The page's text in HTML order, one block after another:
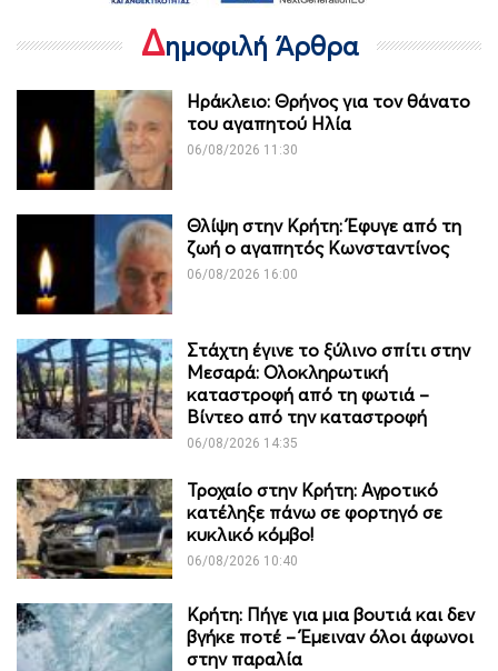
Δημοφιλή Άρθρα
Ηράκλειο: Θρήνος για τον θάνατο
του αγαπητού Ηλία
06/08/2026 11:30
Θλίψη στην Κρήτη: Έφυγε από τη
ζωή ο αγαπητός Κωνσταντίνος
06/08/2026 16:00
Στάχτη έγινε το ξύλινο σπίτι στην
Μεσαρά: Ολοκληρωτική
καταστροφή από τη φωτιά –
Βίντεο από την καταστροφή
06/08/2026 14:35
Τροχαίο στην Κρήτη: Αγροτικό
κατέληξε πάνω σε φορτηγό σε
κυκλικό κόμβο!
06/08/2026 10:40
Κρήτη: Πήγε για μια βουτιά και δεν
βγήκε ποτέ – Έμειναν όλοι άφωνοι
στην παραλία